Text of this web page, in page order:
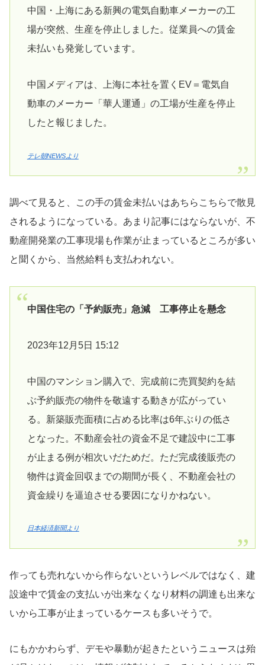
中国・上海にある新興の電気自動車メーカーの工
場が突然、生産を停止しました。従業員への賃金
未払いも発覚しています。
中国メディアは、上海に本社を置くEV＝電気自
動車のメーカー「華人運通」の工場が生産を停止
したと報じました。
テレ朝NEWSより
調べて見ると、この手の賃金未払いはあちらこちらで散見
されるようになっている。あまり記事にはならないが、不
動産開発業の工事現場も作業が止まっているところが多い
と聞くから、当然給料も支払われない。
中国住宅の「予約販売」急減 工事停止を懸念
2023年12月5日 15:12
中国のマンション購入で、完成前に売買契約を結
ぶ予約販売の物件を敬遠する動きが広がってい
る。新築販売面積に占める比率は6年ぶりの低さ
となった。不動産会社の資金不足で建設中に工事
が止まる例が相次いだためだ。ただ完成後販売の
物件は資金回収までの期間が長く、不動産会社の
資金繰りを逼迫させる要因になりかねない。
日本経済新聞より
作っても売れないから作らないというレベルではなく、建
設途中で賃金の支払いが出来なくなり材料の調達も出来な
いから工事が止まっているケースも多いそうで。
にもかかわらず、デモや暴動が起きたというニュースは殆